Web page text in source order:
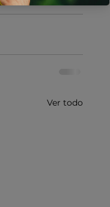
Ver todo